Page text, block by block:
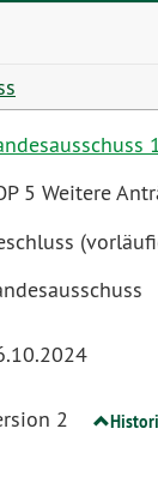
5 Weitere
2